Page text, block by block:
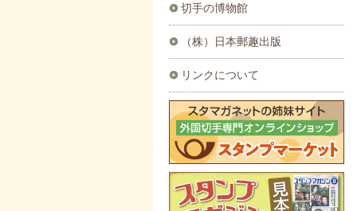
切手の博物館
（株）日本郵趣出版
リンクについて